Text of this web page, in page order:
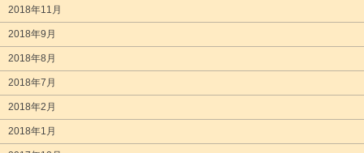
2018年11月
2018年9月
2018年8月
2018年7月
2018年2月
2018年1月